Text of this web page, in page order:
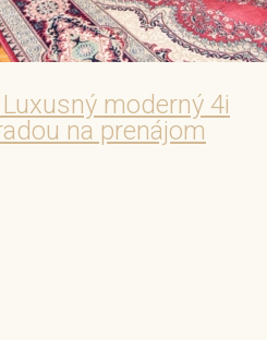
moderný 4i
na prenájom